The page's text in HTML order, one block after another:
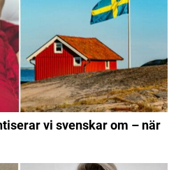
vi svenskar om – när